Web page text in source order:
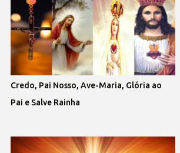
Credo, Pai Nosso, Ave-Maria, Glória ao
Pai e Salve Rainha